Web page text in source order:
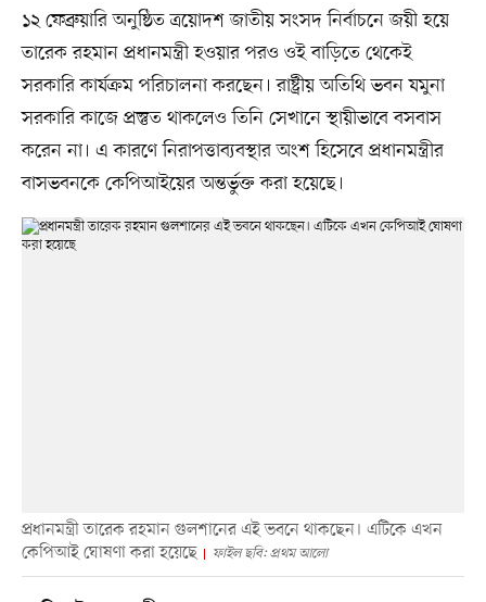
১২ ফেব্রুয়ারি অনুষ্ঠিত ত্রয়োদশ জাতীয় সংসদ নির্বাচনে জয়ী হয়ে
তারেক রহমান প্রধানমন্ত্রী হওয়ার পরও ওই বাড়িতে থেকেই
সরকারি কার্যক্রম পরিচালনা করছেন। রাষ্ট্রীয় অতিথি ভবন যমুনা
সরকারি কাজে প্রস্তুত থাকলেও তিনি সেখানে স্থায়ীভাবে বসবাস
করেন না। এ কারণে নিরাপত্তাব্যবস্থার অংশ হিসেবে প্রধানমন্ত্রীর
বাসভবনকে কেপিআইয়ের অন্তর্ভুক্ত করা হয়েছে।
প্রধানমন্ত্রী তারেক রহমান গুলশানের এই ভবনে থাকছেন। এটিকে এখন
কেপিআই ঘোষণা করা হয়েছে
ফাইল ছবি: প্রথম আলো